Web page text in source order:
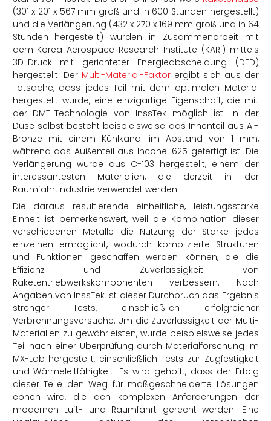
(301 x 201 x 567 mm groß und in 600 Stunden hergestellt)
und die Verlängerung (432 x 270 x 169 mm groß und in 64
Stunden hergestellt) wurden in Zusammenarbeit mit
dem Korea Aerospace Research Institute (KARI) mittels
3D-Druck mit gerichteter Energieabscheidung (DED)
hergestellt. Der Multi-Material-Faktorergibt sich aus der
Tatsache, dass jedes Teil mit dem optimalen Material
hergestellt wurde, eine einzigartige Eigenschaft, die mit
der DMT-Technologie von InssTek möglich ist. In der
Düse selbst besteht beispielsweise das Innenteil aus Al-
Bronze mit einem Kühlkanal im Abstand von 1 mm,
während das Außenteil aus Inconel 625 gefertigt ist. Die
Verlängerung wurde aus C-103 hergestellt, einem der
interessantesten Materialien, die derzeit in der
Raumfahrtindustrie verwendet werden.
Die daraus resultierende einheitliche, leistungsstarke
Einheit ist bemerkenswert, weil die Kombination dieser
verschiedenen Metalle die Nutzung der Stärke jedes
einzelnen ermöglicht, wodurch komplizierte Strukturen
und Funktionen geschaffen werden können, die die
Effizienz und Zuverlässigkeit von
Raketentriebwerkskomponenten verbessern. Nach
Angaben von InssTek ist dieser Durchbruch das Ergebnis
strenger Tests, einschließlich erfolgreicher
Verbrennungsversuche. Um die Zuverlässigkeit der Multi-
Materialien zu gewährleisten, wurde beispielsweise jedes
Teil nach einer Überprüfung durch Materialforschung im
MX-Lab hergestellt, einschließlich Tests zur Zugfestigkeit
und Wärmeleitfähigkeit. Es wird gehofft, dass der Erfolg
dieser Teile den Weg für maßgeschneiderte Lösungen
ebnen wird, die den komplexen Anforderungen der
modernen Luft- und Raumfahrt gerecht werden. Eine